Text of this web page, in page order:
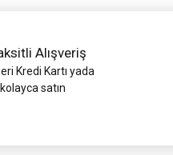
Alışveriş
Kredi Kartı yada
satın